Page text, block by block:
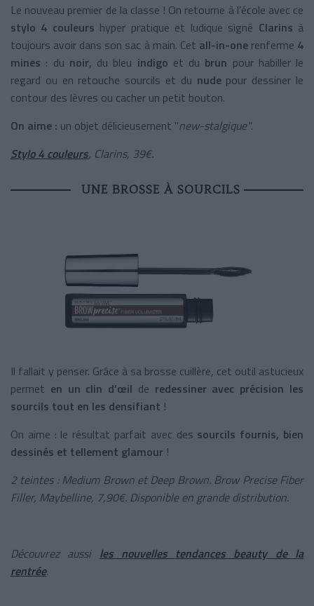
Le nouveau premier de la classe ! On retourne à l’école avec ce
stylo 4 couleurs hyper pratique et ludique signé Clarins à
toujours avoir dans son sac à main. Cet all-in-onerenferme 4
mines : du noir, du bleu indigo et du brun pour habiller le
regard ou en retouche sourcils et du nude pour dessiner le
contour des lèvres ou cacher un petit bouton.
On aime : un objet délicieusement "new-stalgique".
Stylo 4 couleurs, Clarins, 39€.
UNE BROSSE À SOURCILS
Il fallait y penser. Grâce à sa brosse cuillère, cet outil astucieux
permet en un clin d’œil de redessiner avec précision les
sourcils tout en les densifiant !
On aime : le résultat parfait avec des sourcils fournis, bien
dessinés et tellement glamour !
2 teintes : Medium Brown et Deep Brown. Brow Precise Fiber
Filler, Maybelline, 7,90€. Disponible en grande distribution.
Découvrez aussi les nouvelles tendances beauty de la
rentrée.